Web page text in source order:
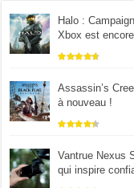
Halo :
Xbox est
Assassin’s
à nouveau !
Vantrue Nexus
qui inspire